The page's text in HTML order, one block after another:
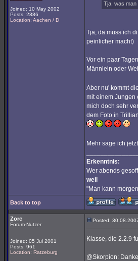
Joined: 10 May 2002
Posts: 2886
Location: Aachen / D
Tja, was man
Tja, da muss ich
peinlicher macht)
Vor ein paar
Männlein oder
Aber nu' kommt
mit einem Jungen
mich doch sehr
dem Foto in
Mehr sage ich
Erkenntnis:
Wer abends
weil
"Man kann
Back to top
Zorc
Forum-Nutzer
Joined: 05 Jul 2001
Posts: 961
Location: Ratzeburg
Posted:
Klasse, die 2.2.9
@Skorpion: